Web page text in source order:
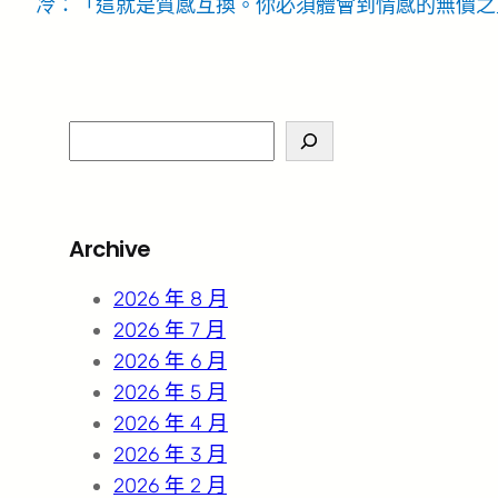
冷：「這就是質感互換。你必須體會到情感的無價
e
c
Archive
2026 年 8 月
2026 年 7 月
2026 年 6 月
2026 年 5 月
2026 年 4 月
2026 年 3 月
2026 年 2 月